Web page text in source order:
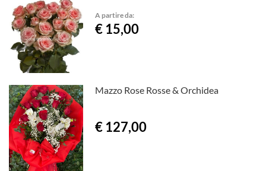
A partire da:
€ 15,00
Mazzo Rose Rosse & Orchidea
€ 127,00